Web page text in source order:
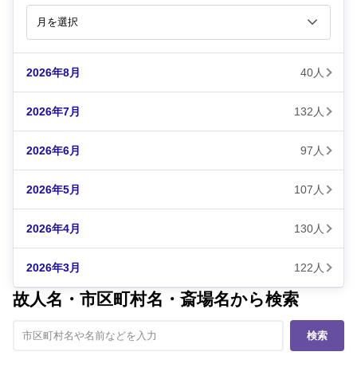
2026年8月 40人
2026年7月 132人
2026年6月 97人
2026年5月 107人
2026年4月 130人
2026年3月 122人
故人名・市区町村名・斎場名から検索
検索